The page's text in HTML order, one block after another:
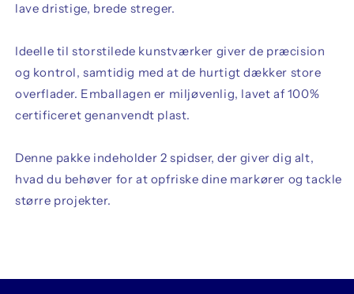
lave dristige, brede streger.
Ideelle til storstilede kunstværker giver de præcision
og kontrol, samtidig med at de hurtigt dækker store
overflader. Emballagen er miljøvenlig, lavet af 100%
certificeret genanvendt plast.
Denne pakke indeholder 2 spidser, der giver dig alt,
hvad du behøver for at opfriske dine markører og tackle
større projekter.